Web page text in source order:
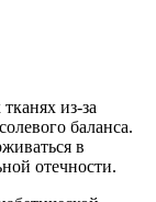
из-за
баланса.
в
отечности.